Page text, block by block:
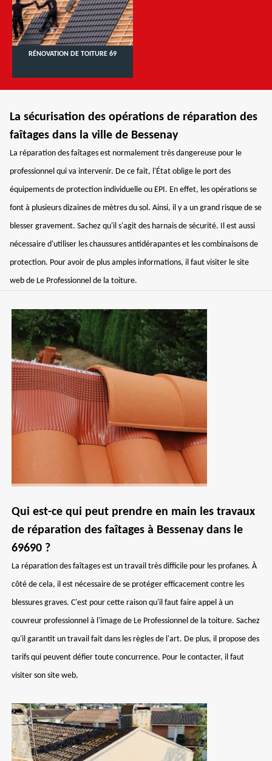
RÉNOVATION DE TOITURE 69
La sécurisation des opérations de réparation des
faîtages dans la ville de Bessenay
La réparation des faîtages est normalement très dangereuse pour le
professionnel qui va intervenir. De ce fait, l'État oblige le port des
équipements de protection individuelle ou EPI. En effet, les opérations se
font à plusieurs dizaines de mètres du sol. Ainsi, il y a un grand risque de se
blesser gravement. Sachez qu'il s'agit des harnais de sécurité. Il est aussi
nécessaire d'utiliser les chaussures antidérapantes et les combinaisons de
protection. Pour avoir de plus amples informations, il faut visiter le site
web de Le Professionnel de la toiture.
Qui est-ce qui peut prendre en main les travaux
de réparation des faîtages à Bessenay dans le
69690 ?
La réparation des faîtages est un travail très difficile pour les profanes. À
côté de cela, il est nécessaire de se protéger efficacement contre les
blessures graves. C'est pour cette raison qu'il faut faire appel à un
couvreur professionnel à l'image de Le Professionnel de la toiture. Sachez
qu'il garantit un travail fait dans les règles de l'art. De plus, il propose des
tarifs qui peuvent défier toute concurrence. Pour le contacter, il faut
visiter son site web.